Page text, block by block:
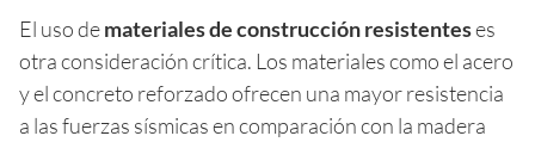
El uso demateriales de construcción resistenteses
otra consideración crítica. Los materiales como el acero
y el concreto reforzado ofrecen una mayor resistencia
a las fuerzas sísmicas en comparación con la madera